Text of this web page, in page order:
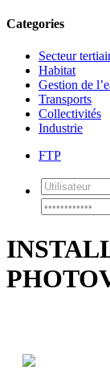
Categories
Secteur
Habitat
Gestion de
Transports
Collectivités
Industrie
FTP